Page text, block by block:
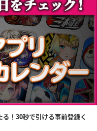
！30秒で引ける事前登録く